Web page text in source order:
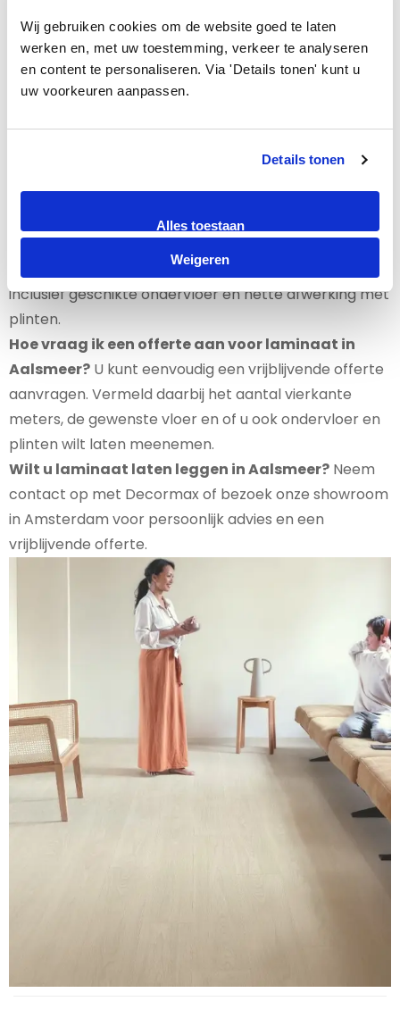
Wij gebruiken cookies om de website goed te laten
werken en, met uw toestemming, verkeer te analyseren
en content te personaliseren. Via 'Details tonen' kunt u
uw voorkeuren aanpassen.
Details tonen
Alles toestaan
Weigeren
Decormax levert en legt laminaatvloeren in Aalsmeer
en omgeving. Vanuit onze showrooms in Amsterdam
helpen wij klanten met advies, levering en
professionele montage.
verschillende laminaatvloeren, kleuren en structuren
te bekijken. Zo kunt u beter beoordelen welke vloer bij
Zijn ondervloer en plinten ook mogelijk?Ja, wij
kunnen de laminaatvloer compleet leveren en leggen,
inclusief geschikte ondervloer en nette afwerking met
plinten.
Hoe vraag ik een offerte aan voor laminaat in
Aalsmeer? U kunt eenvoudig een vrijblijvende offerte
aanvragen. Vermeld daarbij het aantal vierkante
meters, de gewenste vloer en of u ook ondervloer en
plinten wilt laten meenemen.
Wilt u laminaat laten leggen in Aalsmeer? Neem
contact op met Decormax of bezoek onze showroom
in Amsterdam voor persoonlijk advies en een
vrijblijvende offerte.